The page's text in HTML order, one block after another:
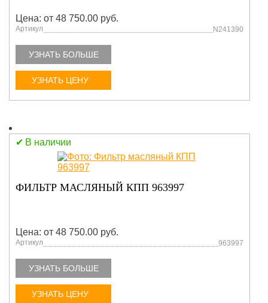
Цена: от 48 750.00 руб.
Артикул N241390
УЗНАТЬ БОЛЬШЕ
УЗНАТЬ ЦЕНУ
В наличии
ФИЛЬТР МАСЛЯНЫЙ КПП 963997
Цена: от 48 750.00 руб.
Артикул 963997
УЗНАТЬ БОЛЬШЕ
УЗНАТЬ ЦЕНУ